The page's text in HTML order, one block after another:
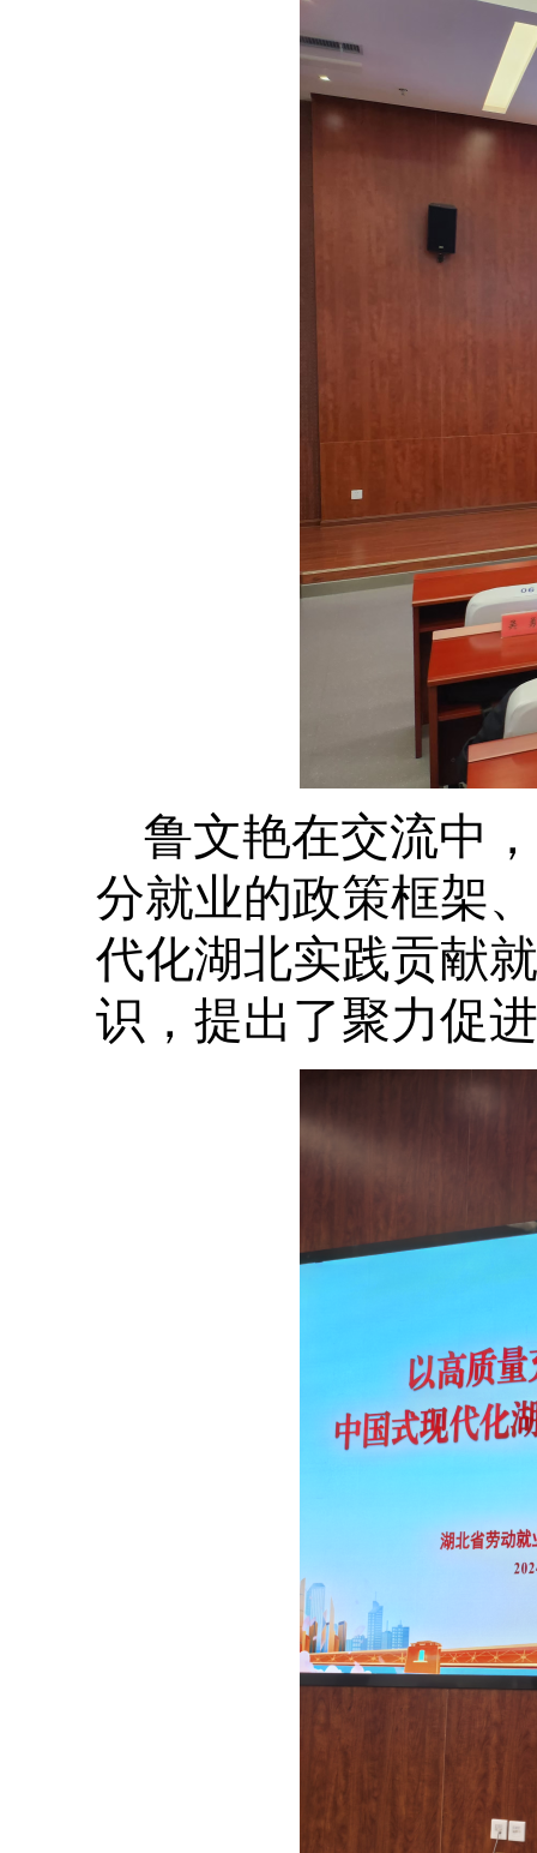
鲁文艳在交流中
分就业的政策框架
代化湖北实践贡献
识，提出了聚力促